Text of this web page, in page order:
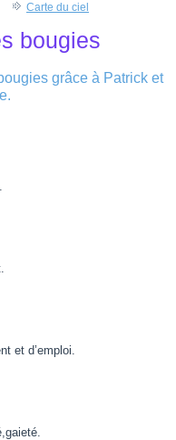
Carte du ciel
bougies
grâce à Patrick et
et d’emploi.